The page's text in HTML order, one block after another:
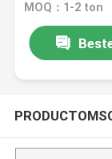
MOQ：1-2 ton